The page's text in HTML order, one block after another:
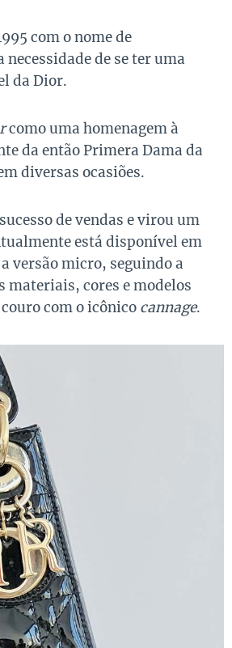
com o nome de
de se ter uma
da Dior.
como uma homenagem à
da então Primera Dama da
diversas ocasiões.
de vendas e virou um
está disponível em
versão micro, seguindo a
materiais, cores e modelos
com o icônico cannage.